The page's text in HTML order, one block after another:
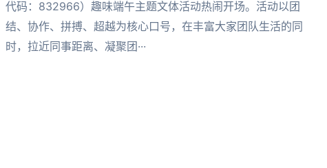
代码：832966）趣味端午主题文体活动热闹开场。活动以团
结、协作、拼搏、超越为核心口号，在丰富大家团队生活的同
时，拉近同事距离、凝聚团···